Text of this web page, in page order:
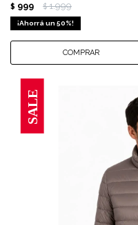
$ 999 $ 1.999
50